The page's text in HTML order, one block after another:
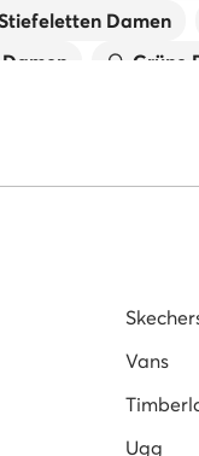
Damen
Grüne
Schneeschuhe
Vans
Ugg